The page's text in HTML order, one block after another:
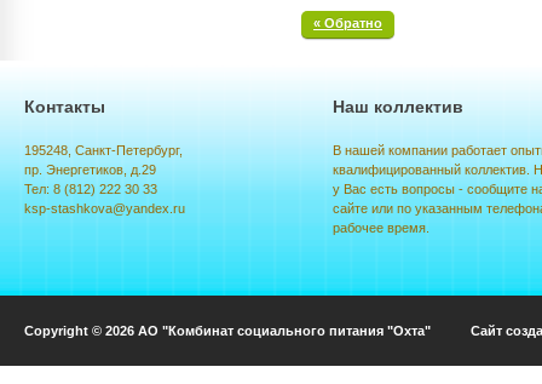
« Обратно
Контакты
195248, Санкт-Петербург,
пр. Энергетиков, д.29
Тел: 8 (812) 222 30 33
ksp-stashkova@yandex.ru
Наш коллектив
В нашей компании работает
квалифицированный коллектив.
у Вас есть вопросы - сообщите
сайте или по указанным
рабочее время.
Copyright © 2026 АО "Комбинат социального питания "Охта" Сайт